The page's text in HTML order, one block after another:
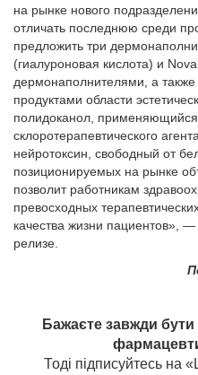
на рынке нового
отличать последнюю среди
предложить три
(гиалуроновая кислота) и
дермонаполнителями, а
продуктами области
полидоканол, применяющийся
склоротерапевтического
нейротоксин, свободный от
позиционируемых на рынке
позволит работникам
превосходных
качества жизни пациентов»,
релизе.
Бажаєте завжди бути
Тоді підписуйтесь